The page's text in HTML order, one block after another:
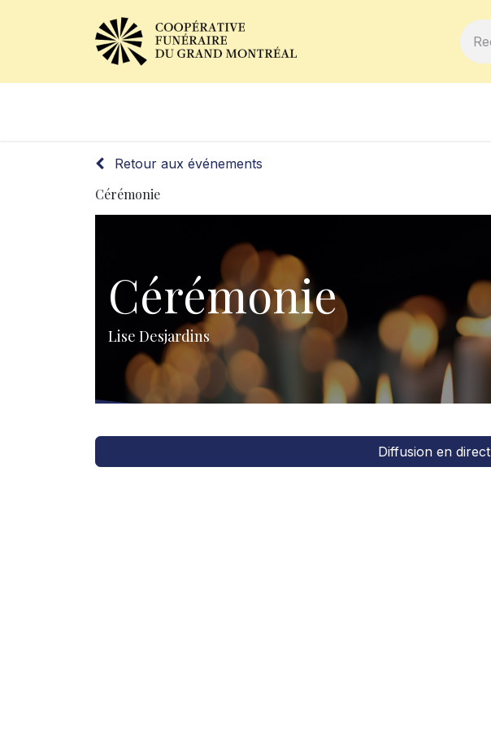
Retour aux événements
Cérémonie
Cérémonie
Lise Desjardins
Diffusion en direct